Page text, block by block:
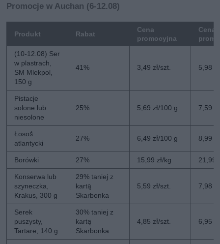
Promocje w Auchan (6-12.08)
Produkt Rabat
Cena
promocyjna
Cena
(10-12.08) Ser
w plastrach,
SM Mlekpol,
150 g
41% 3,49 zł/szt. 5,98
Pistacje
solone lub
niesolone
25% 5,69 zł/100 g 7,59
Łosoś
atlantycki
27% 6,49 zł/100 g 8,99
Borówki 27% 15,99 zł/kg 21,99
Konserwa lub
szyneczka,
Krakus, 300 g
29% taniej z
kartą
Skarbonka
5,59 zł/szt. 7,98
Serek
puszysty,
Tartare, 140 g
30% taniej z
kartą
Skarbonka
4,85 zł/szt. 6,95